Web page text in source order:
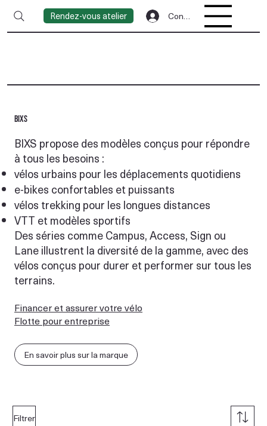
Rendez-vous atelier Connexion
BIXS
BIXS propose des modèles conçus pour répondre
à tous les besoins :
vélos urbains pour les déplacements quotidiens
e-bikes confortables et puissants
vélos trekking pour les longues distances
VTT et modèles sportifs
Des séries comme Campus, Access, Sign ou
Lane illustrent la diversité de la gamme, avec des
vélos conçus pour durer et performer sur tous les
terrains.
Financer et assurer votre vélo
Flotte pour entreprise
En savoir plus sur la marque
Filtrer